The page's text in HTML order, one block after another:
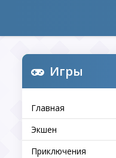
Игры
Главная
Экшен
Приключения